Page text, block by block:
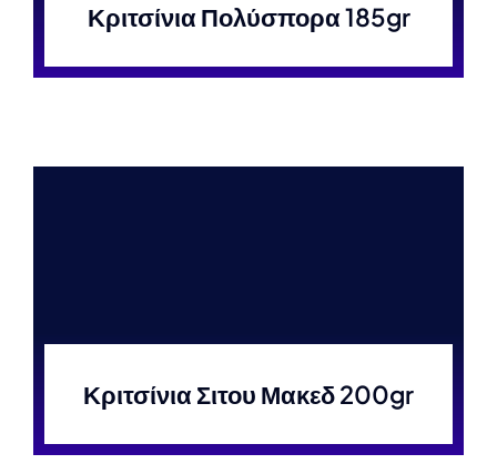
Κριτσίνια Πολύσπορα 185gr
Κριτσίνια Σιτου Μακεδ 200gr